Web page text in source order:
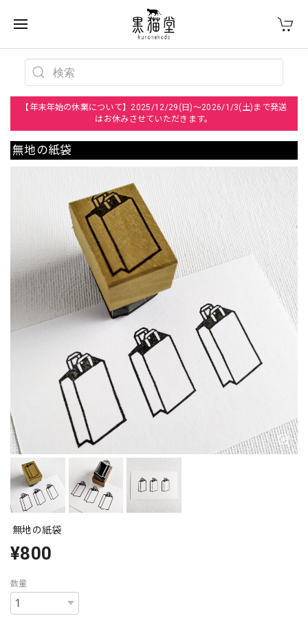
【年末年始の休業について】2025/12/29(日)～2026/1/3(土)まで発送
はお休みさせていただきます。
無地の紙袋
無地の紙袋
¥800
数量